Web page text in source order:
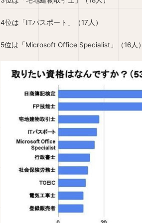
4位は「ITパスポート」（17人）
5位は「Microsoft Office Specialist」（16人